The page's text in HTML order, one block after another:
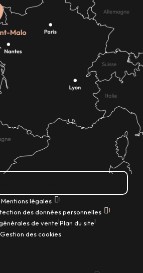
Mentions légales |
des données personnelles |
de vente|Plan du site|
Gestion des cookies